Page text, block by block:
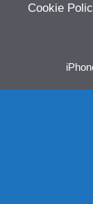
Cookie